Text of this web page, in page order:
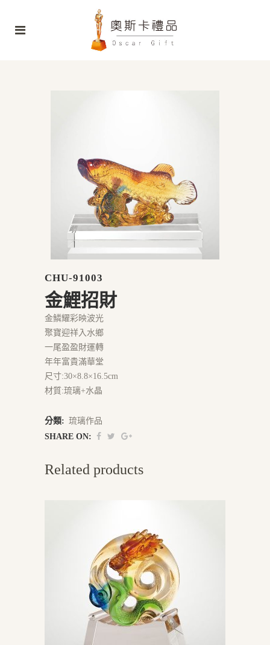
CHU-91003
金鯉招財
金鱗耀彩映波光
聚寶迎祥入水鄉
一尾盈盈財運轉
年年富貴滿華堂
尺寸:30×8.8×16.5cm
材質:琉璃+水晶
分類: 琉璃作品
SHARE ON:
Related products